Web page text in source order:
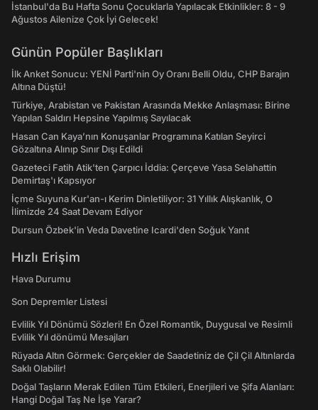
İstanbul'da Bu Hafta Sonu Çocuklarla Yapılacak Etkinlikler: 8 - 9
Ağustos Ailenize Çok İyi Gelecek!
Günün Popüler Başlıkları
İlk Anket Sonucu: YENİ Parti'nin Oy Oranı Belli Oldu, CHP Barajın
Altına Düştü!
Türkiye, Arabistan ve Pakistan Arasında Mekke Anlaşması: Birine
Yapılan Saldırı Hepsine Yapılmış Sayılacak
Hasan Can Kaya’nın Konuşanlar Programına Katılan Seyirci
Gözaltına Alınıp Sınır Dışı Edildi
Gazeteci Fatih Atik'ten Çarpıcı İddia: Çerçeve Yasa Selahattin
Demirtaş'ı Kapsıyor
İçme Suyuna Kur'an-ı Kerim Dinletiliyor: 31 Yıllık Alışkanlık, O
İlimizde 24 Saat Devam Ediyor
Dursun Özbek'in Veda Davetine Icardi'den Soğuk Yanıt
Hızlı Erişim
Hava Durumu
Son Depremler Listesi
Evlilik Yıl Dönümü Sözleri! En Özel Romantik, Duygusal ve Resimli
Evlilik Yıl dönümü Mesajları
Rüyada Altın Görmek: Gerçekler de Saadetiniz de Çil Çil Altınlarda
Saklı Olabilir!
Doğal Taşların Merak Edilen Tüm Etkileri, Enerjileri ve Şifa Alanları:
Hangi Doğal Taş Ne İşe Yarar?